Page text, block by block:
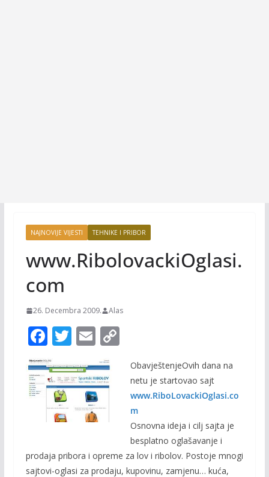
NAJNOVIJE VIJESTI TEHNIKE I PRIBOR
www.RibolovackiOglasi.
com
26. Decembra 2009. Alas
F
ac
e
b
o
k
T
itt
er
E
m
ai
l
C
p
Li
n
k
ObavještenjeOvih dana na
netu je startovao sajt
www.RiboLovackiOglasi.co
m
Osnovna ideja i cilj sajta je
besplatno oglašavanje i
prodaja pribora i opreme za lov i ribolov. Postoje mnogi
sajtovi-oglasi za prodaju, kupovinu, zamjenu… kuća,